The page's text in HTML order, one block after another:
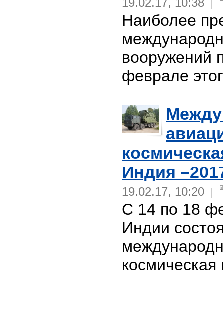
19.02.17, 10:38 |
Наиболее
вооружений
феврале
Индия
19.02.17, 10:20 |
С 14 по 18
Индии
космическая